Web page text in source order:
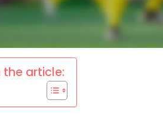
the article: